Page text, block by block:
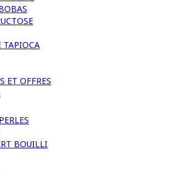
TAPIOCA
ET OFFRES
BOUILLI